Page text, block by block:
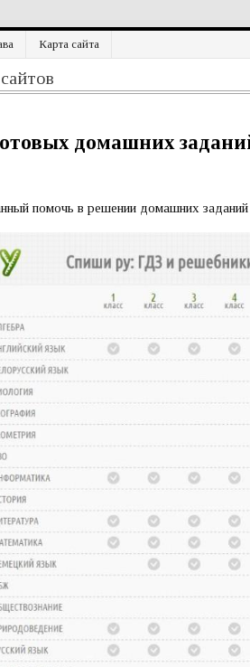
Карта сайта
домашних
помочь в решении домашних